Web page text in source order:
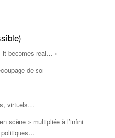
it becomes real… »
de soi
virtuels…
scène » multipliée à l’infini
politiques…